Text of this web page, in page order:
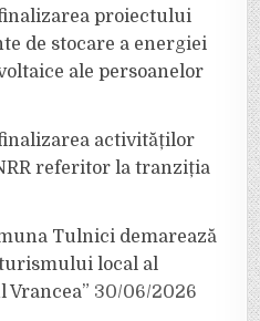
proiectului
de stocare a energiei
ale persoanelor
activităților
referitor la tranziția
Tulnici demarează
local al
30/06/2026